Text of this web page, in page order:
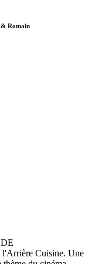
Romain
Cuisine. Une